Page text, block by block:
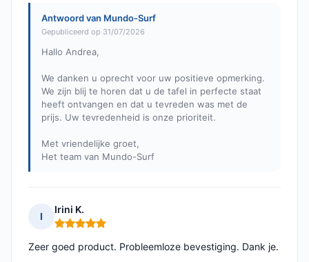
Antwoord van Mundo-Surf
Gepubliceerd op 31/07/2026
Hallo Andrea,
We danken u oprecht voor uw positieve opmerking.
We zijn blij te horen dat u de tafel in perfecte staat
heeft ontvangen en dat u tevreden was met de
prijs. Uw tevredenheid is onze prioriteit.
Met vriendelijke groet,
Het team van Mundo-Surf
I
Irini K.
Opmerking: 5 van 5
Zeer goed product. Probleemloze bevestiging. Dank je.